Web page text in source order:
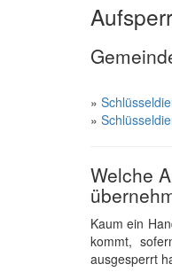
»
»
Welche
Kaum ein
kommt,
ausgesperrt